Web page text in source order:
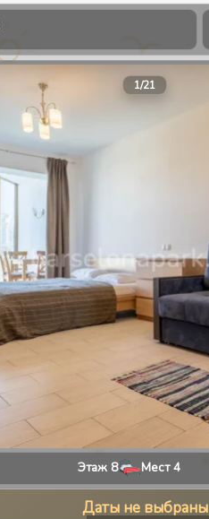
1/21
Этаж 8 Мест4
Даты не выбраны